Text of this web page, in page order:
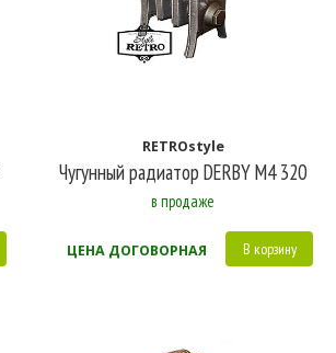
RETROstyle
Чугунный радиатор DERBY M4 320
в продаже
ЦЕНА ДОГОВОРНАЯ В корзину